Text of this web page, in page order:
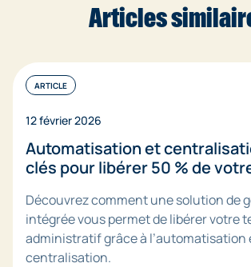
Articles
ARTICLE
12 février 2026
Automatisation et
clés pour libérer 50 % de
Découvrez comment une solution de
intégrée vous permet de libérer votre
administratif grâce à l’automatisation
centralisation.